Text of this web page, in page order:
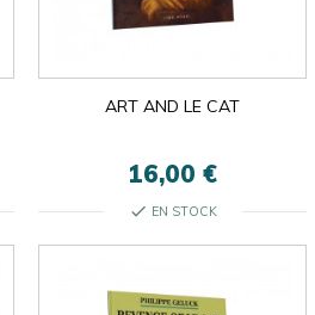
ART AND LE CAT
16,00 €
check EN STOCK